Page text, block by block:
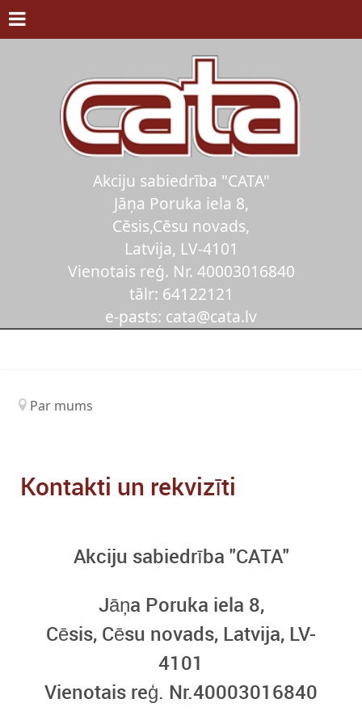
Akciju sabiedrība "CATA"
Jāņa Poruka iela 8,
Cēsis,Cēsu novads,
Latvija, LV-4101
Vienotais reģ. Nr. 40003016840
tālr: 64122121
e-pasts: cata@cata.lv
Par mums
Kontakti un rekvizīti
Akciju sabiedrība "CATA"
Jāņa Poruka iela 8,
Cēsis, Cēsu novads, Latvija, LV-
4101
Vienotais reģ. Nr.40003016840